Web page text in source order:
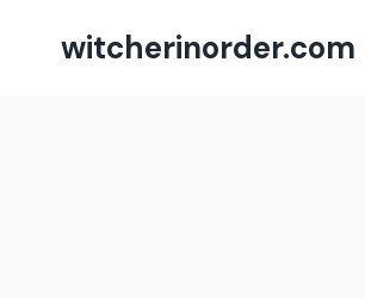
witcherinorder.com